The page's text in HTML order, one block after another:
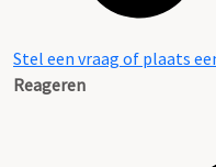
Stel een vraag of plaats
Reageren